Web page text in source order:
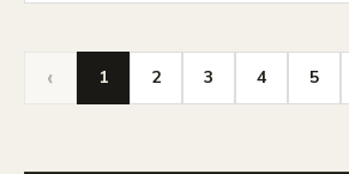
‹ 1 2 3 4 5